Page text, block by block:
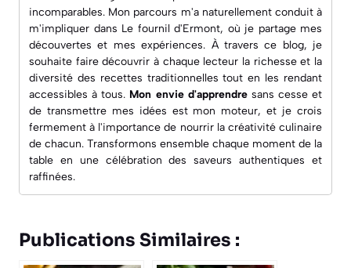
incomparables. Mon parcours m'a naturellement conduit à
m'impliquer dans Le fournil d'Ermont, où je partage mes
découvertes et mes expériences. À travers ce blog, je
souhaite faire découvrir à chaque lecteur la richesse et la
diversité des recettes traditionnelles tout en les rendant
accessibles à tous. Mon envie d'apprendresans cesse et
de transmettre mes idées est mon moteur, et je crois
fermement à l'importance de nourrir la créativité culinaire
de chacun. Transformons ensemble chaque moment de la
table en une célébration des saveurs authentiques et
raffinées.
Publications Similaires :